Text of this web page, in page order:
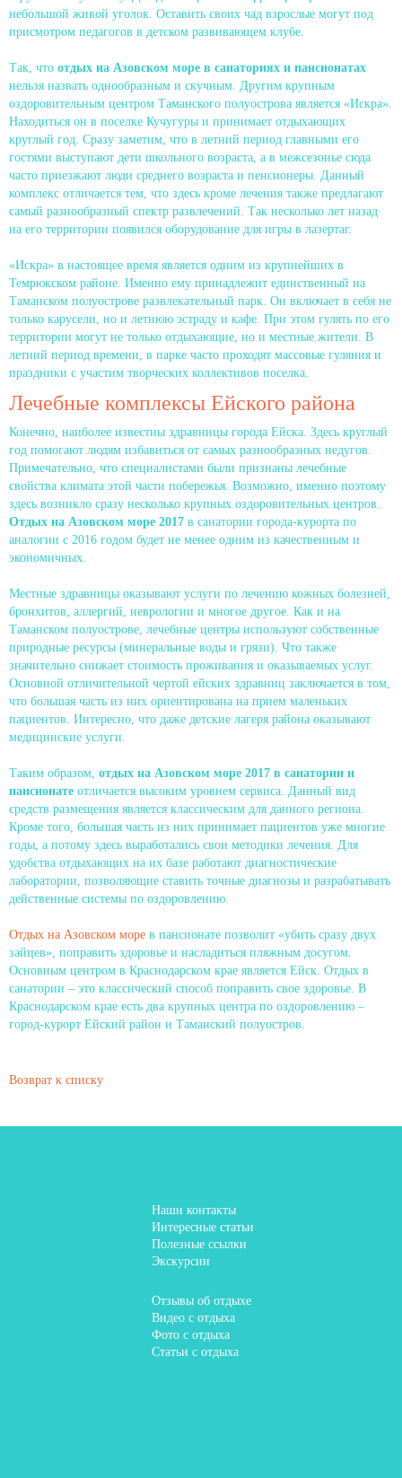
небольшой живой уголок. Оставить своих чад взрослые могут под
присмотром педагогов в детском развивающем клубе.
Так, что отдых на Азовском море в санаториях и пансионатах
нельзя назвать однообразным и скучным. Другим крупным
оздоровительным центром Таманского полуострова является «Искра».
Находиться он в поселке Кучугуры и принимает отдыхающих
круглый год. Сразу заметим, что в летний период главными его
гостями выступают дети школьного возраста, а в межсезонье сюда
часто приезжают люди среднего возраста и пенсионеры. Данный
комплекс отличается тем, что здесь кроме лечения также предлагают
самый разнообразный спектр развлечений. Так несколько лет назад
на его территории появился оборудование для игры в лазертаг.
«Искра» в настоящее время является одним из крупнейших в
Темрюкском районе. Именно ему принадлежит единственный на
Таманском полуострове развлекательный парк. Он включает в себя не
только карусели, но и летнюю эстраду и кафе. При этом гулять по его
территории могут не только отдыхающие, но и местные жители. В
летний период времени, в парке часто проходят массовые гуляния и
праздники с участим творческих коллективов поселка.
Лечебные комплексы Ейского района
Конечно, наиболее известны здравницы города Ейска. Здесь круглый
год помогают людям избавиться от самых разнообразных недугов.
Примечательно, что специалистами были признаны лечебные
свойства климата этой части побережья. Возможно, именно поэтому
здесь возникло сразу несколько крупных оздоровительных центров.
Отдых на Азовском море 2017 в санатории города-курорта по
аналогии с 2016 годом будет не менее одним из качественным и
экономичных.
Местные здравницы оказывают услуги по лечению кожных болезней,
бронхитов, аллергий, неврологии и многое другое. Как и на
Таманском полуострове, лечебные центры используют собственные
природные ресурсы (минеральные воды и грязи). Что также
значительно снижает стоимость проживания и оказываемых услуг.
Основной отличительной чертой ейских здравниц заключается в том,
что большая часть из них ориентирована на прием маленьких
пациентов. Интересно, что даже детские лагеря района оказывают
медицинские услуги.
Таким образом, отдых на Азовском море 2017 в санатории и
пансионате отличается высоким уровнем сервиса. Данный вид
средств размещения является классическим для данного региона.
Кроме того, большая часть из них принимает пациентов уже многие
годы, а потому здесь выработались свои методики лечения. Для
удобства отдыхающих на их базе работают диагностические
лаборатории, позволяющие ставить точные диагнозы и разрабатывать
действенные системы по оздоровлению.
Отдых на Азовском море в пансионате позволит «убить сразу двух
зайцев», поправить здоровье и насладиться пляжным досугом.
Основным центром в Краснодарском крае является Ейск. Отдых в
санатории – это классический способ поправить свое здоровье. В
Краснодарском крае есть два крупных центра по оздоровлению –
город-курорт Ейский район и Таманский полуостров.
Возврат к списку
Наши контакты
Интересные статьи
Полезные ссылки
Экскурсии
Отзывы об отдыхе
Видео с отдыха
Фото с отдыха
Статьи с отдыха